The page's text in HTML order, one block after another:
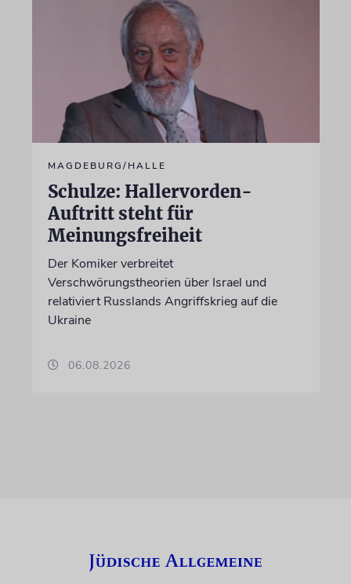
MAGDEBURG/HALLE
Schulze: Hallervorden-
Auftritt steht für
Meinungsfreiheit
Der Komiker verbreitet
Verschwörungstheorien über Israel und
relativiert Russlands Angriffskrieg auf die
Ukraine
06.08.2026